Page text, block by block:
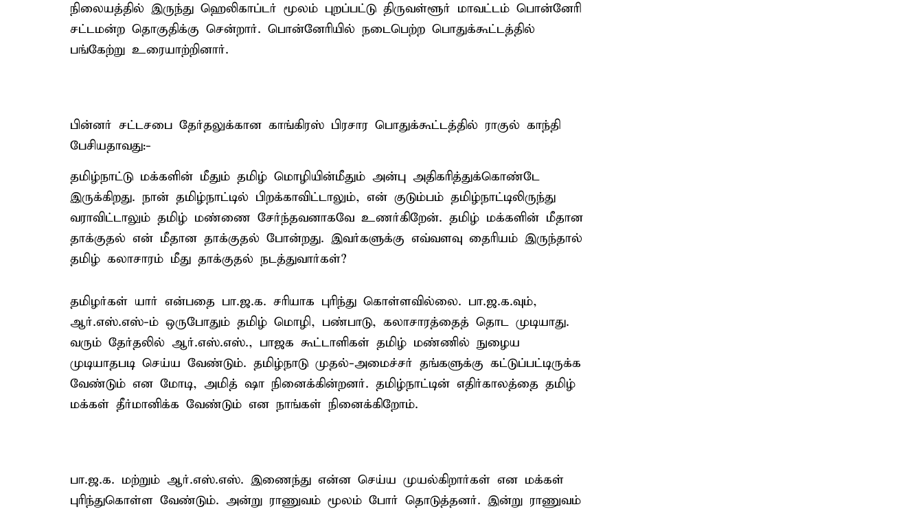
நிலையத்தில் இருந்து ஹெலிகாப்டர் மூலம் புறப்பட்டு திருவள்ளூர் மாவட்டம் பொன்னேரி
சட்டமன்ற தொகுதிக்கு சென்றார். பொன்னேரியில் நடைபெற்ற பொதுக்கூட்டத்தில்
பங்கேற்று உரையாற்றினார்.
பின்னர் சட்டசபை தேர்தலுக்கான காங்கிரஸ் பிரசார பொதுக்கூட்டத்தில் ராகுல் காந்தி
பேசியதாவது:-
தமிழ்நாட்டு மக்களின் மீதும் தமிழ் மொழியின்மீதும் அன்பு அதிகரித்துக்கொண்டே
இருக்கிறது. நான் தமிழ்நாட்டில் பிறக்காவிட்டாலும், என் குடும்பம் தமிழ்நாட்டிலிருந்து
வராவிட்டாலும் தமிழ் மண்ணை சேர்ந்தவனாகவே உணர்கிறேன். தமிழ் மக்களின் மீதான
தாக்குதல் என் மீதான தாக்குதல் போன்றது. இவர்களுக்கு எவ்வளவு தைரியம் இருந்தால்
தமிழ் கலாசாரம் மீது தாக்குதல் நடத்துவார்கள்?
தமிழர்கள் யார் என்பதை பா.ஜ.க. சரியாக புரிந்து கொள்ளவில்லை. பா.ஜ.க.வும்,
ஆர்.எஸ்.எஸ்-ம் ஒருபோதும் தமிழ் மொழி, பண்பாடு, கலாசாரத்தைத் தொட முடியாது.
வரும் தேர்தலில் ஆர்.எஸ்.எஸ்., பாஜக கூட்டாளிகள் தமிழ் மண்ணில் நுழைய
முடியாதபடி செய்ய வேண்டும். தமிழ்நாடு முதல்-அமைச்சர் தங்களுக்கு கட்டுப்பட்டிருக்க
வேண்டும் என மோடி, அமித் ஷா நினைக்கின்றனர். தமிழ்நாட்டின் எதிர்காலத்தை தமிழ்
மக்கள் தீர்மானிக்க வேண்டும் என நாங்கள் நினைக்கிறோம்.
பா.ஜ.க. மற்றும் ஆர்.எஸ்.எஸ். இணைந்து என்ன செய்ய முயல்கிறார்கள் என மக்கள்
புரிந்துகொள்ள வேண்டும். அன்று ராணுவம் மூலம் போர் தொடுத்தனர். இன்று ராணுவம்